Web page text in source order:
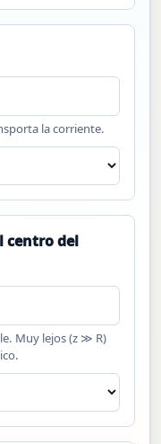
la corriente.
centro del
Muy lejos (z ≫ R)